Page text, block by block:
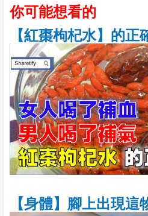
你可能想看的
【紅棗枸杞水】的正
【身體】腳上出現這